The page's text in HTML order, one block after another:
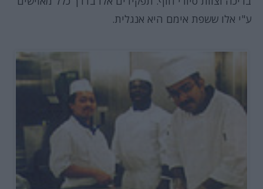
ע"י אלו ששפת אימם היא אנגלית.